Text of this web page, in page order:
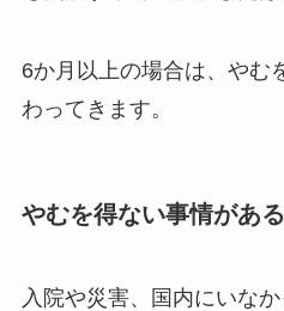
6か月以上の場合は、やむ
わってきます。
やむを得ない事情があ
入院や災害、国内にいな